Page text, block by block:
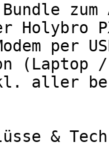
zum
Holybro
per
aller
&